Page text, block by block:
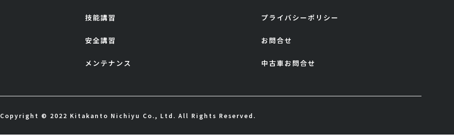
技能講習
安全講習
メンテナンス
プライバシーポリシー
お問合せ
中古車お問合せ
Copyright © 2022 Kitakanto Nichiyu Co., Ltd. All Rights Reserved.